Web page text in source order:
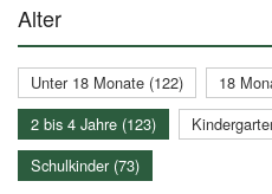
Alter
Unter 18 Monate (122)
18
2 bis 4 Jahre (123)
Schulkinder (73)